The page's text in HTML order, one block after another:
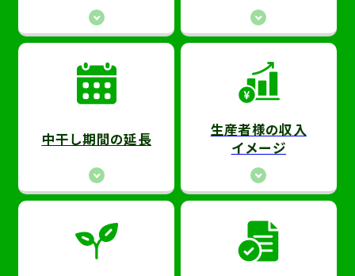
中干し期間の延長
生産者様の収入
イメージ